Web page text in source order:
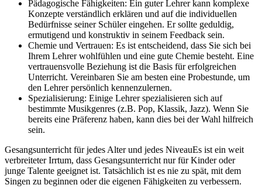
Pädagogische Fähigkeiten: Ein guter Lehrer kann komplexe
Konzepte verständlich erklären und auf die individuellen
Bedürfnisse seiner Schüler eingehen. Er sollte geduldig,
ermutigend und konstruktiv in seinem Feedback sein.
Chemie und Vertrauen: Es ist entscheidend, dass Sie sich bei
Ihrem Lehrer wohlfühlen und eine gute Chemie besteht. Eine
vertrauensvolle Beziehung ist die Basis für erfolgreichen
Unterricht. Vereinbaren Sie am besten eine Probestunde, um
den Lehrer persönlich kennenzulernen.
Spezialisierung: Einige Lehrer spezialisieren sich auf
bestimmte Musikgenres (z.B. Pop, Klassik, Jazz). Wenn Sie
bereits eine Präferenz haben, kann dies bei der Wahl hilfreich
sein.
Gesangsunterricht für jedes Alter und jedes NiveauEs ist ein weit
verbreiteter Irrtum, dass Gesangsunterricht nur für Kinder oder
junge Talente geeignet ist. Tatsächlich ist es nie zu spät, mit dem
Singen zu beginnen oder die eigenen Fähigkeiten zu verbessern.